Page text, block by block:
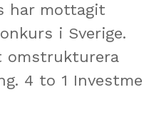
har mottagit
i Sverige.
omstrukturera
4 to 1